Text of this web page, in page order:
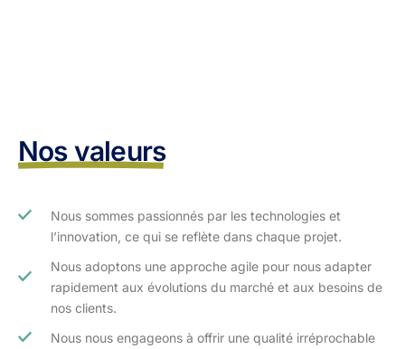
Nos valeurs
Nous sommes passionnés par les technologies et
l’innovation, ce qui se reflète dans chaque projet.
Nous adoptons une approche agile pour nous adapter
rapidement aux évolutions du marché et aux besoins de
nos clients.​
Nous nous engageons à offrir une qualité irréprochable